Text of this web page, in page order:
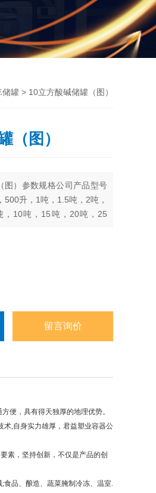
储罐 > 10立方酸碱储罐（图）
（图）
图）参数规格公司产品型号
升，1吨，1.5吨，2吨，
10吨，15吨，20吨，25
留言询价
便，具有得天独厚的地理优势。
术,自身实力雄厚，君益塑业容器公
素，坚持创新，不仅是产品的创
品、酿造、蔬菜腌制冷冻、温室.